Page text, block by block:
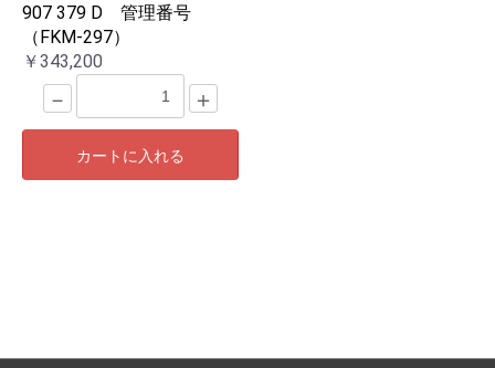
907 379 D 管理番号
（FKM-297）
￥343,200
－ ＋
カートに入れる